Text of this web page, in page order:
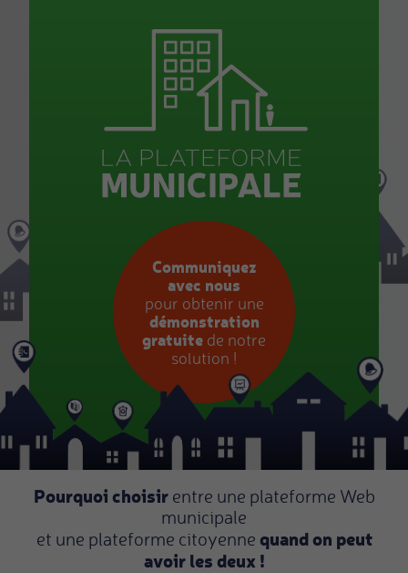
Communiquez
avec nous
pour obtenir une
démonstration
gratuite de notre
solution !
Pourquoi choisirentre une plateforme Web
municipale
et une plateforme citoyenne quand on peut
avoir les deux !